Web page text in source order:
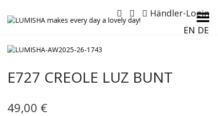
Händler-Login
EN DE
Menü umschalten
E727 CREOLE LUZ BUNT
49,00 €